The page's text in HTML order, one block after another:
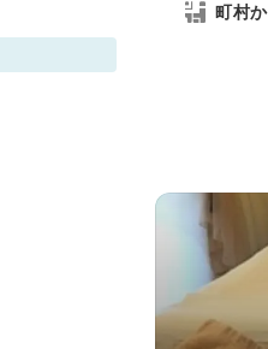
町村